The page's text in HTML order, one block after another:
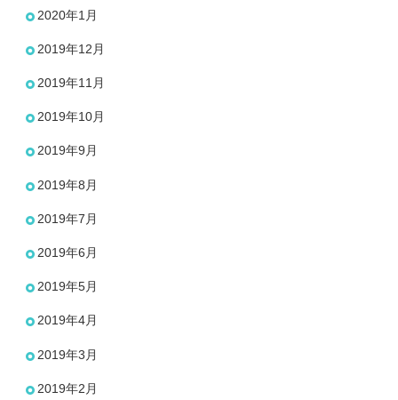
2020年1月
2019年12月
2019年11月
2019年10月
2019年9月
2019年8月
2019年7月
2019年6月
2019年5月
2019年4月
2019年3月
2019年2月